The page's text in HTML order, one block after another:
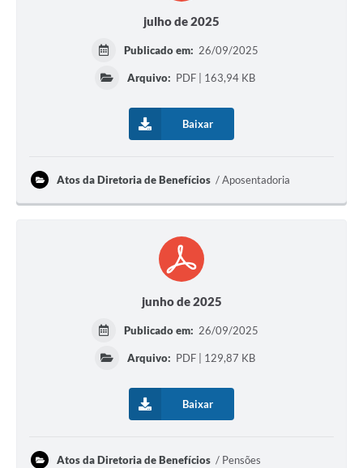
julho de 2025
Publicado em: 26/09/2025
Arquivo: PDF | 163,94 KB
Baixar
Atos da Diretoria de Benefícios Aposentadoria
junho de 2025
Publicado em: 26/09/2025
Arquivo: PDF | 129,87 KB
Baixar
Atos da Diretoria de Benefícios Pensões